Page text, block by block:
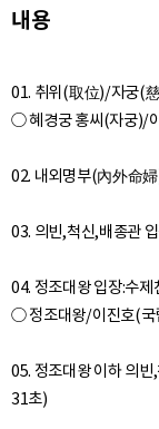
내용
01. 취위(取位)/자궁(
○ 혜경궁 홍씨(자궁)/
02. 내외명부(內外命
03. 의빈,척신,배종관
04. 정조대왕 입장:수
○ 정조대왕/이진호(국
05. 정조대왕 이하 의
31초)